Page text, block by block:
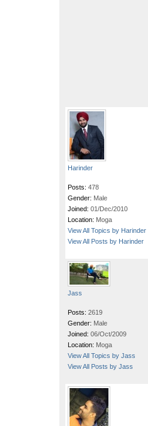
Harinder
Posts: 478
Gender: Male
Joined: 01/Dec/2010
Location: Moga
View All Topics by Harinder
View All Posts by Harinder
Jass
Posts: 2619
Gender: Male
Joined: 06/Oct/2009
Location: Moga
View All Topics by Jass
View All Posts by Jass